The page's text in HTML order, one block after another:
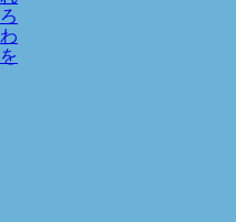
ろ
わ
を